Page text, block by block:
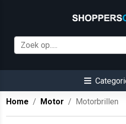
Home Motor Motorbrillen